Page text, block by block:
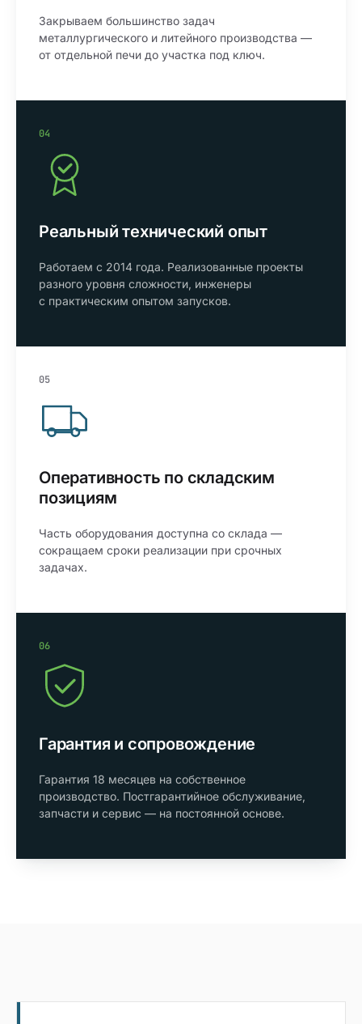
Закрываем большинство задач
металлургического и литейного производства —
от отдельной печи до участка под ключ.
04
Реальный технический опыт
Работаем с 2014 года. Реализованные проекты
разного уровня сложности, инженеры
с практическим опытом запусков.
05
Оперативность по складским
позициям
Часть оборудования доступна со склада —
сокращаем сроки реализации при срочных
задачах.
06
Гарантия и сопровождение
Гарантия 18 месяцев на собственное
производство. Постгарантийное обслуживание,
запчасти и сервис — на постоянной основе.